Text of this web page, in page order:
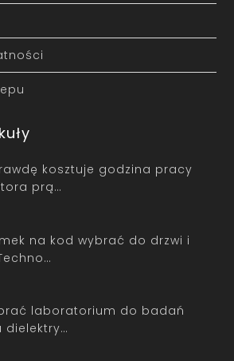
kosztuje godzina pracy
prą…
na kod wybrać do drzwi i
laboratorium do badań
dielektry…